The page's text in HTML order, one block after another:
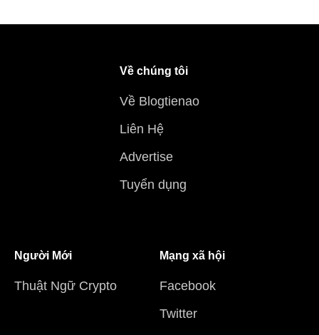
Về chúng tôi
Về Blogtienao
Liên Hệ
Advertise
Tuyển dụng
Người Mới
Thuật Ngữ Crypto
Mạng xã hội
Facebook
Twitter